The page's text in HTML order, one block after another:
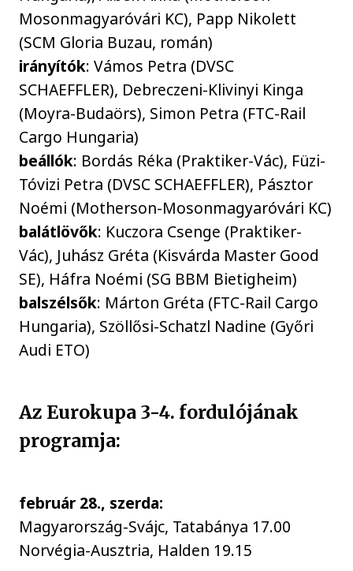
Mosonmagyaróvári KC), Papp Nikolett
(SCM Gloria Buzau, román)
irányítók: Vámos Petra (DVSC
SCHAEFFLER), Debreczeni-Klivinyi Kinga
(Moyra-Budaörs), Simon Petra (FTC-Rail
Cargo Hungaria)
beállók: Bordás Réka (Praktiker-Vác), Füzi-
Tóvizi Petra (DVSC SCHAEFFLER), Pásztor
Noémi (Motherson-Mosonmagyaróvári KC)
balátlövők: Kuczora Csenge (Praktiker-
Vác), Juhász Gréta (Kisvárda Master Good
SE), Háfra Noémi (SG BBM Bietigheim)
balszélsők: Márton Gréta (FTC-Rail Cargo
Hungaria), Szöllősi-Schatzl Nadine (Győri
Audi ETO)
Az Eurokupa 3-4. fordulójának
programja:
február 28., szerda:
Magyarország-Svájc, Tatabánya 17.00
Norvégia-Ausztria, Halden 19.15